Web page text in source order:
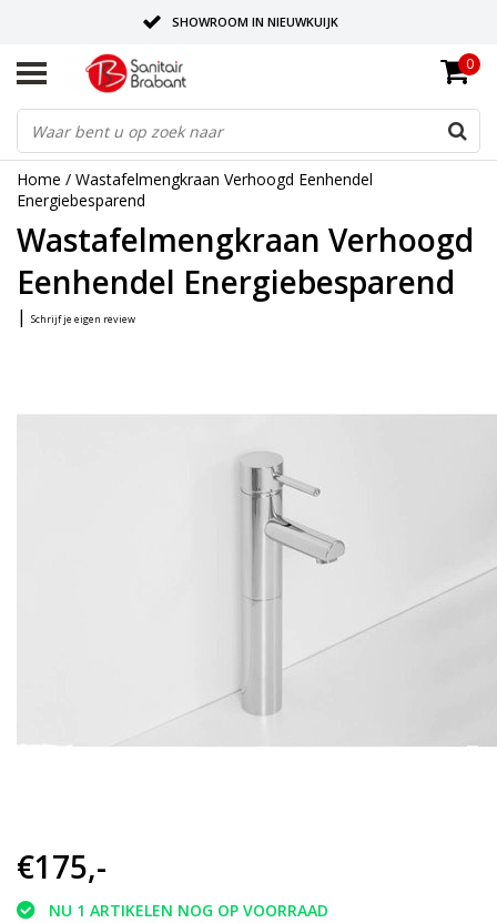
SHOWROOM IN NIEUWKUIJK
BEZORGING OP AFSPRAAK
LEVERING EN REALISATIE ONDER EEN DAK!
0
Home / Wastafelmengkraan Verhoogd Eenhendel
Energiebesparend
Wastafelmengkraan Verhoogd
Eenhendel Energiebesparend
| Schrijf je eigen review
€175,-
NU 1 ARTIKELEN NOG OP VOORRAAD